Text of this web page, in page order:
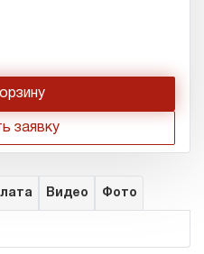
заявку
Видео Фото